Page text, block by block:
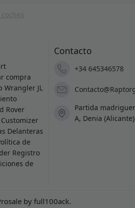
compra
Wrangler JL
Rover
Delanteras
de
Registro
de
Contacto
+34 645346578
Partida
A, Denia
by full100ack.